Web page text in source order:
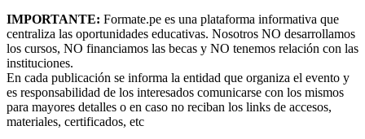
IMPORTANTE: Formate.pe es una plataforma informativa que
centraliza las oportunidades educativas. Nosotros NO desarrollamos
los cursos, NO financiamos las becas y NO tenemos relación con las
instituciones.
En cada publicación se informa la entidad que organiza el evento y
es responsabilidad de los interesados comunicarse con los mismos
para mayores detalles o en caso no reciban los links de accesos,
materiales, certificados, etc